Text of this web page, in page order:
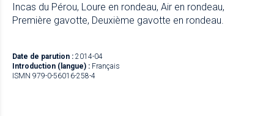
Incas du Pérou, Loure en rondeau, Air en rondeau,
Première gavotte, Deuxième gavotte en rondeau.
Date de parution : 2014-04
Introduction (langue) : Français
ISMN 979-0-56016-258-4